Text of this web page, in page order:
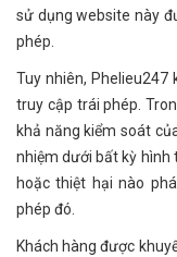
sử dụng website này
phép.
Tuy nhiên,
truy cập trái phép.
khả năng kiểm soát
nhiệm dưới bất kỳ hình
hoặc thiệt hại nào
phép đó.
Khách hàng được